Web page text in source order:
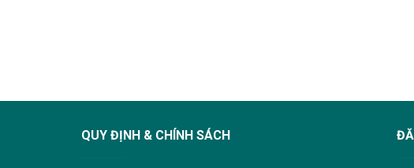
QUY ĐỊNH & CHÍNH SÁCH